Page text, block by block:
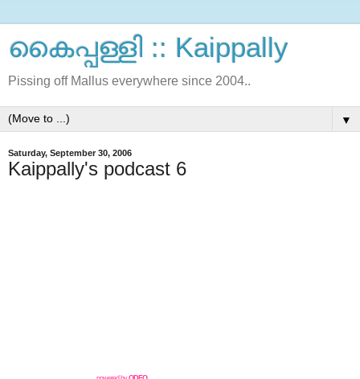
കൈപ്പള്ളി :: Kaippally
Pissing off Mallus everywhere since 2004..
▼
Saturday, September 30, 2006
Kaippally's podcast 6